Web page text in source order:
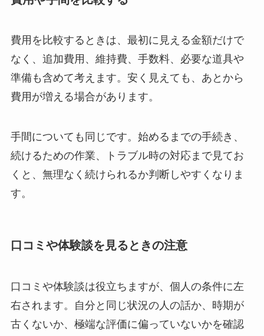
費用を比較するときは、最初に見える金額だけで
なく、追加費用、維持費、手数料、必要な道具や
準備も含めて考えます。安く見えても、あとから
費用が増える場合があります。
手間についても同じです。始めるまでの手続き、
続けるための作業、トラブル時の対応まで見てお
くと、無理なく続けられるか判断しやすくなりま
す。
口コミや体験談を見るときの注意
口コミや体験談は役立ちますが、個人の条件に左
右されます。自分と同じ状況の人の話か、時期が
古くないか、極端な評価に偏っていないかを確認